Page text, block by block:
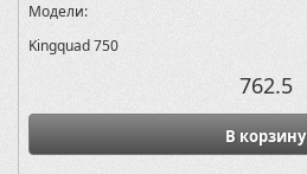
Модели:
Kingquad 750
762.5
В корзину